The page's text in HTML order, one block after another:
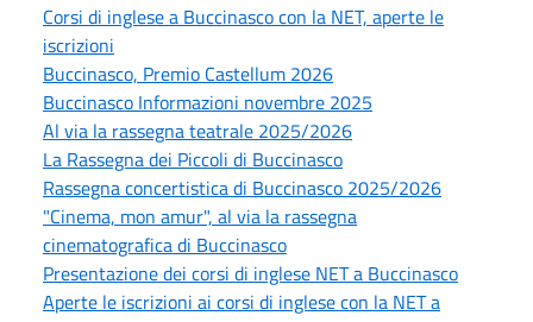
Corsi di inglese a Buccinasco con la NET, aperte le
iscrizioni
Buccinasco, Premio Castellum 2026
Buccinasco Informazioni novembre 2025
Al via la rassegna teatrale 2025/2026
La Rassegna dei Piccoli di Buccinasco
Rassegna concertistica di Buccinasco 2025/2026
"Cinema, mon amur", al via la rassegna
cinematografica di Buccinasco
Presentazione dei corsi di inglese NET a Buccinasco
Aperte le iscrizioni ai corsi di inglese con la NET a